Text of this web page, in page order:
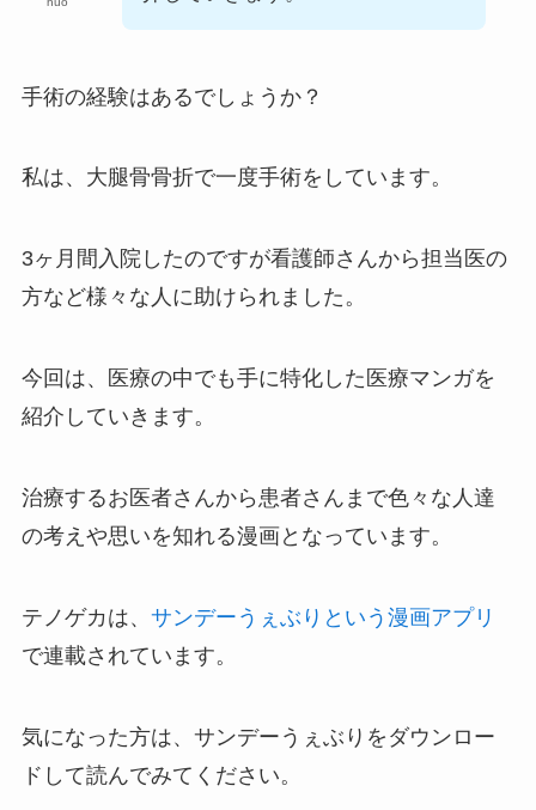
手術の経験はあるでしょうか？
私は、大腿骨骨折で一度手術をしています。
3ヶ月間入院したのですが看護師さんから担当医の
方など様々な人に助けられました。
今回は、医療の中でも手に特化した医療マンガを
紹介していきます。
治療するお医者さんから患者さんまで色々な人達
の考えや思いを知れる漫画となっています。
テノゲカは、 サンデーうぇぶりという漫画アプリ
で連載されています。
気になった方は、サンデーうぇぶりをダウンロー
ドして読んでみてください。